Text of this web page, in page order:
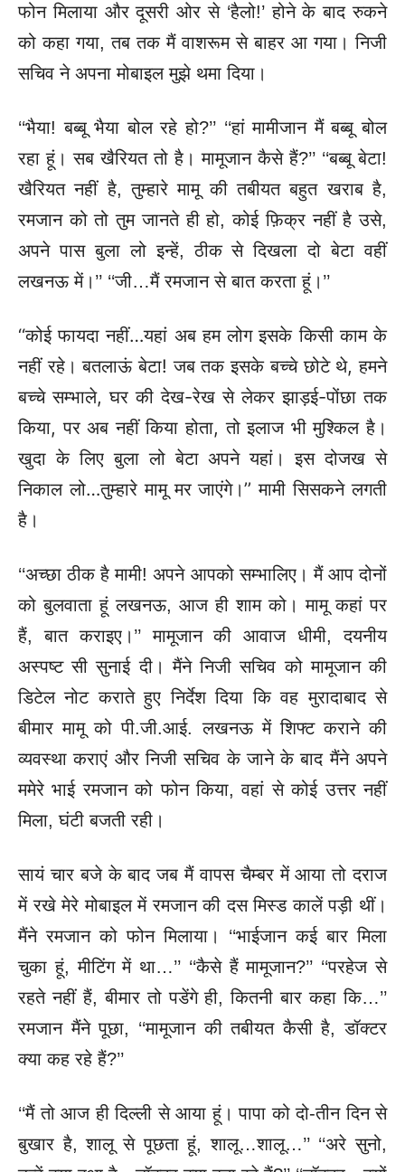
फोन मिलाया और दूसरी ओर से ‘हैलो!’ होने के बाद रुकने
को कहा गया, तब तक मैं वाशरूम से बाहर आ गया। निजी
सचिव ने अपना मोबाइल मुझे थमा दिया।
‘‘भैया! बब्बू भैया बोल रहे हो?’’ ‘‘हां मामीजान मैं बब्बू बोल
रहा हूं। सब खैरियत तो है। मामूजान कैसे हैं?’’ ‘‘बब्बू बेटा!
खैरियत नहीं है, तुम्हारे मामू की तबीयत बहुत खराब है,
रमजान को तो तुम जानते ही हो, कोई फ़िक्र नहीं है उसे,
अपने पास बुला लो इन्हें, ठीक से दिखला दो बेटा वहीं
लखनऊ में।’’ ‘‘जी…मैं रमजान से बात करता हूं।’’
‘‘कोई फायदा नहीं…यहां अब हम लोग इसके किसी काम के
नहीं रहे। बतलाऊं बेटा! जब तक इसके बच्चे छोटे थे, हमने
बच्चे सम्भाले, घर की देख-रेख से लेकर झाड़ई-पोंछा तक
किया, पर अब नहीं किया होता, तो इलाज भी मुश्किल है।
खुदा के लिए बुला लो बेटा अपने यहां। इस दोजख से
निकाल लो…तुम्हारे मामू मर जाएंगे।’’ मामी सिसकने लगती
है।
‘‘अच्छा ठीक है मामी! अपने आपको सम्भालिए। मैं आप दोनों
को बुलवाता हूं लखनऊ, आज ही शाम को। मामू कहां पर
हैं, बात कराइए।’’ मामूजान की आवाज धीमी, दयनीय
अस्पष्ट सी सुनाई दी। मैंने निजी सचिव को मामूजान की
डिटेल नोट कराते हुए निर्देश दिया कि वह मुरादाबाद से
बीमार मामू को पी.जी.आई. लखनऊ में शिफ्ट कराने की
व्यवस्था कराएं और निजी सचिव के जाने के बाद मैंने अपने
ममेरे भाई रमजान को फोन किया, वहां से कोई उत्तर नहीं
मिला, घंटी बजती रही।
सायं चार बजे के बाद जब मैं वापस चैम्बर में आया तो दराज
में रखे मेरे मोबाइल में रमजान की दस मिस्ड कालें पड़ी थीं।
मैंने रमजान को फोन मिलाया। ‘‘भाईजान कई बार मिला
चुका हूं, मीटिंग में था…’’ ‘‘कैसे हैं मामूजान?’’ ‘‘परहेज से
रहते नहीं हैं, बीमार तो पडेंगे ही, कितनी बार कहा कि…’’
रमजान मैंने पूछा, ‘‘मामूजान की तबीयत कैसी है, डॉक्टर
क्या कह रहे हैं?’’
‘‘मैं तो आज ही दिल्ली से आया हूं। पापा को दो-तीन दिन से
बुखार है,शालू से पूछता हूं, शालू…शालू…’’ ‘‘अरे सुनो,